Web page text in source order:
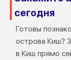
сегодня
Готовы
острова Киш?
в Киш прямо